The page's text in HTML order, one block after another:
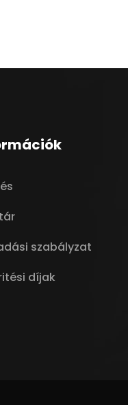
szabályzat
díjak